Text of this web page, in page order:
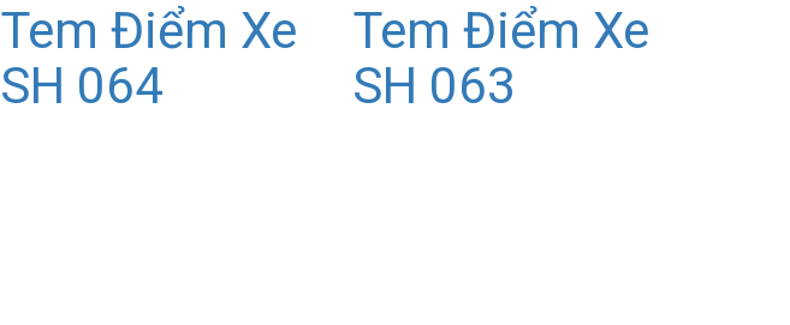
Tem Điểm Xe
SH 064
Tem Điểm Xe
SH 063